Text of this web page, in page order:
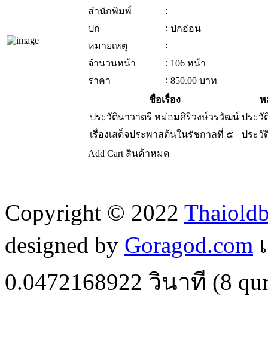
สำนักพิมพ์
:
ปก
: ปกอ่อน
หมายเหตุ
:
จำนวนหน้า
: 106 หน้า
ราคา
: 850.00 บาท
ชื่อเรื่อง
ห
ประวัตินาวาตรี หม่อมศิริวงษ์วรวัฒน์ ประวั
เรื่องเสด็จประพาสต้นในรัชกาลที่ ๕
ประวั
Add Cart สินค้าหมด
Copyright © 2022
designed by Goragod.com
0.0472168922 วินาที (8